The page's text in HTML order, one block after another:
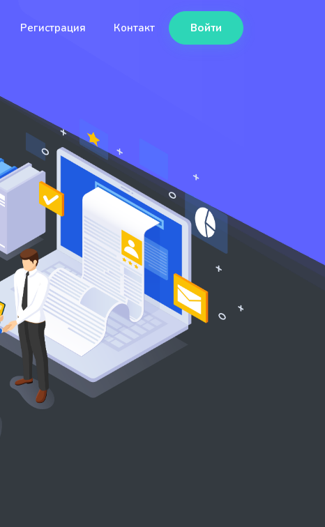
Регистрация Контакт Войти